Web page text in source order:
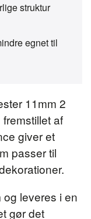
11mm 2
af
giver et
passer til
leveres i en
gør det
struktur
egnet til